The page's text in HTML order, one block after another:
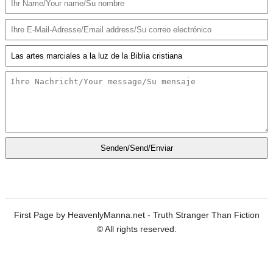
Senden/Send/Enviar
First Page by HeavenlyManna.net - Truth Stranger Than Fiction
© All rights reserved.